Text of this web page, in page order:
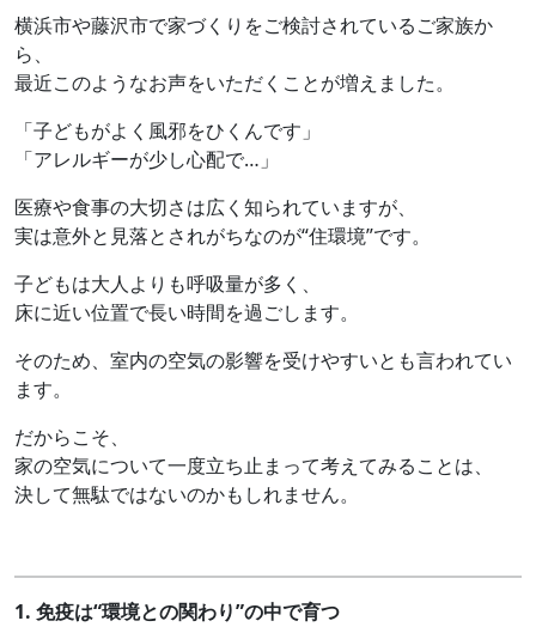
横浜市や藤沢市で家づくりをご検討されているご家族か
ら、
最近このようなお声をいただくことが増えました。
「子どもがよく風邪をひくんです」
「アレルギーが少し心配で…」
医療や食事の大切さは広く知られていますが、
実は意外と見落とされがちなのが“住環境”です。
子どもは大人よりも呼吸量が多く、
床に近い位置で長い時間を過ごします。
そのため、室内の空気の影響を受けやすいとも言われてい
ます。
だからこそ、
家の空気について一度立ち止まって考えてみることは、
決して無駄ではないのかもしれません。
1. 免疫は“環境との関わり”の中で育つ